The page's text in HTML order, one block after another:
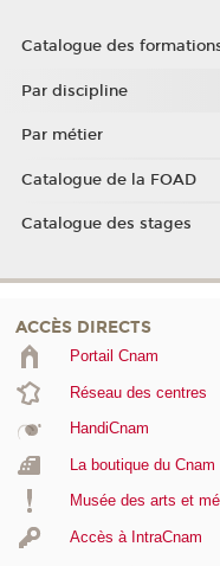
Catalogue des
Par discipline
Par métier
Catalogue de la FOAD
Catalogue des stages
ACCÈS DIRECTS
Portail Cnam
Réseau des centres
HandiCnam
La boutique du Cnam
Musée des arts et
Accès à IntraCnam